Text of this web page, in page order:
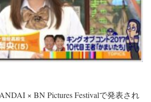
× BN Pictures Festivalで発表され